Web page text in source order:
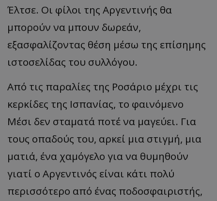
Έλτσε. Οι φίλοι της Αργεντινής θα
μπορούν να μπουν δωρεάν,
εξασφαλίζοντας θέση μέσω της επίσημης
ιστοσελίδας του συλλόγου.
Από τις παραλίες της Ροσάριο μέχρι τις
κερκίδες της Ισπανίας, το φαινόμενο
Μέσι δεν σταματά ποτέ να μαγεύει. Για
τους οπαδούς του, αρκεί μια στιγμή, μια
ματιά, ένα χαμόγελο για να θυμηθούν
γιατί ο Αργεντινός είναι κάτι πολύ
περισσότερο από ένας ποδοσφαιριστής,